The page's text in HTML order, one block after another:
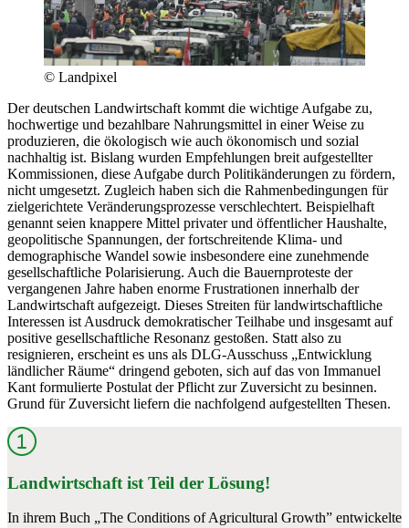
© Landpixel
Der deutschen Landwirtschaft kommt die wichtige Aufgabe zu,
hochwertige und bezahlbare Nahrungsmittel in einer Weise zu
produzieren, die ökologisch wie auch ökonomisch und sozial
nachhaltig ist. Bislang wurden Empfeh­lungen breit aufgestellter
Kommissionen, diese Aufgabe durch Politikänderungen zu fördern,
nicht umgesetzt. Zugleich haben sich die Rahmenbedingungen für
zielgerichtete Veränderungsprozesse verschlechtert. Beispielhaft
genannt seien knappere Mittel privater und öffentlicher Haushalte,
geopolitische Spannungen, der fortschreitende Klima- und
demographische Wandel sowie insbesondere eine zuneh­mende
gesellschaftliche Polarisierung. Auch die Bauernproteste der
vergangenen Jahre haben enorme Frustrationen innerhalb der
Landwirtschaft aufgezeigt. Dieses Streiten für landwirtschaftliche
Interessen ist Ausdruck demokratischer Teilhabe und insgesamt auf
positive gesellschaftliche Resonanz gestoßen. Statt also zu
resignieren, erscheint es uns als DLG-Ausschuss „Entwicklung
ländlicher Räume“ dringend geboten, sich auf das von Immanuel
Kant formulierte Postulat der Pflicht zur Zuversicht zu besinnen.
Grund für Zuversicht liefern die nachfolgend aufgestellten Thesen.
Landwirtschaft ist Teil der Lösung!
In ihrem Buch „The Conditions of Agricultural Growth” entwickelte